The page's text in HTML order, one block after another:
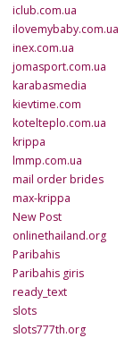
iclub.com.ua
ilovemybaby.com.ua
inex.com.ua
jomasport.com.ua
karabasmedia
kievtime.com
kotelteplo.com.ua
krippa
lmmp.com.ua
mail order brides
max-krippa
New Post
onlinethailand.org
Paribahis
Paribahis giris
ready_text
slots
slots777th.org